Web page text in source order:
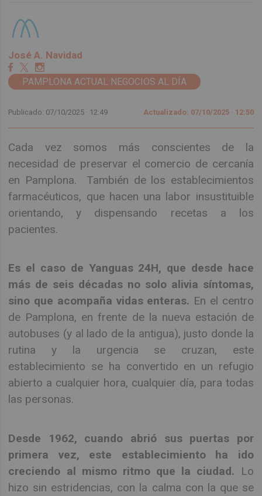
José A. Navidad
PAMPLONA ACTUAL NEGOCIOS AL DÍA
Publicado: 07/10/2025 · 12:49 Actualizado: 07/10/2025 · 12:50
Cada vez somos más conscientes de la
necesidad de preservar el comercio de cercanía
en Pamplona. También de los establecimientos
farmacéuticos, que hacen una labor insustituible
orientando, y dispensando recetas a los
pacientes.
Es el caso de Yanguas 24H, que desde hace
más de seis décadas no solo alivia síntomas,
sino que acompaña vidas enteras. En el centro
de Pamplona, en frente de la nueva estación de
autobuses (y al lado de la antigua), justo donde la
rutina y la urgencia se cruzan, este
establecimiento se ha convertido en un refugio
abierto a cualquier hora, cualquier día, para todas
las personas.
Desde 1962, cuando abrió sus puertas por
primera vez, este establecimiento ha ido
creciendo al mismo ritmo que la ciudad.
Lo
hizo sin estridencias, con la calma con la que se